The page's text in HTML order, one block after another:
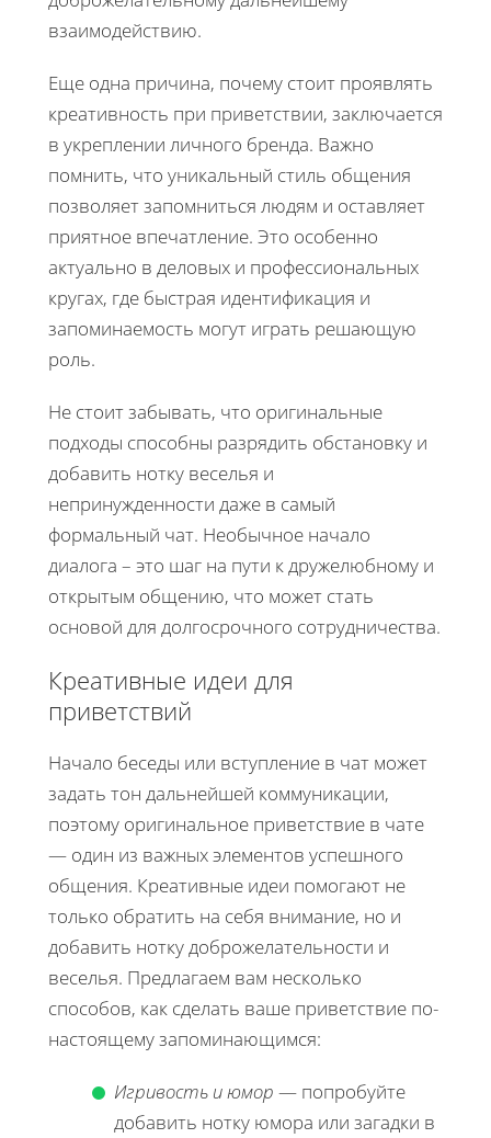
взаимодействию.
Еще одна причина, почему стоит проявлять
креативность при приветствии, заключается
в укреплении личного бренда. Важно
помнить, что уникальный стиль общения
позволяет запомниться людям и оставляет
приятное впечатление. Это особенно
актуально в деловых и профессиональных
кругах, где быстрая идентификация и
запоминаемость могут играть решающую
роль.
Не стоит забывать, что оригинальные
подходы способны разрядить обстановку и
добавить нотку веселья и
непринужденности даже в самый
формальный чат. Необычное начало
диалога – это шаг на пути к дружелюбному и
открытым общению, что может стать
основой для долгосрочного сотрудничества.
Креативные идеи для
приветствий
Начало беседы или вступление в чат может
задать тон дальнейшей коммуникации,
поэтому оригинальное приветствие в чате
— один из важных элементов успешного
общения. Креативные идеи помогают не
только обратить на себя внимание, но и
добавить нотку доброжелательности и
веселья. Предлагаем вам несколько
способов, как сделать ваше приветствие по-
настоящему запоминающимся:
Игривость и юмор — попробуйте
добавить нотку юмора или загадки в